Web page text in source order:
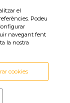
el
Podeu
navegant fent
la nostra
cookies